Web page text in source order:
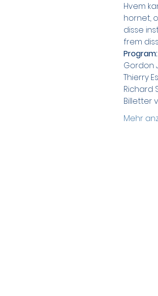
Hvem
hornet,
disse
frem
Program:
Gordon
Thierry
Richard
Billetter
Mehr